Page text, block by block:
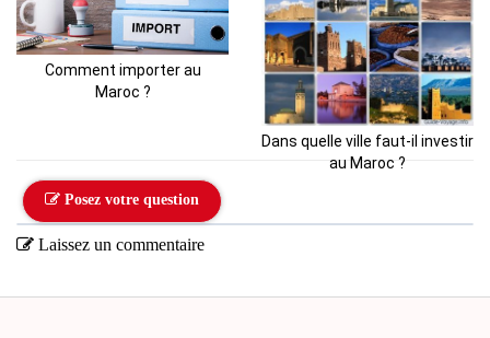
Comment importer au
Maroc ?
Dans quelle ville faut-il investir
au Maroc ?
Posez votre question
Laissez un commentaire